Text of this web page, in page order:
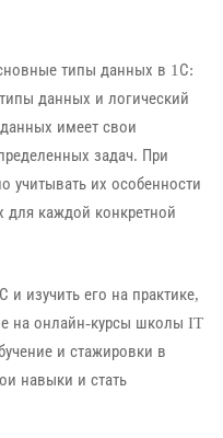
типы данных в 1С:
данных и логический
имеет свои
задач. При
учитывать их особенности
для каждой конкретной
изучить его на практике,
на онлайн-курсы школы IT
и стажировки в
навыки и стать